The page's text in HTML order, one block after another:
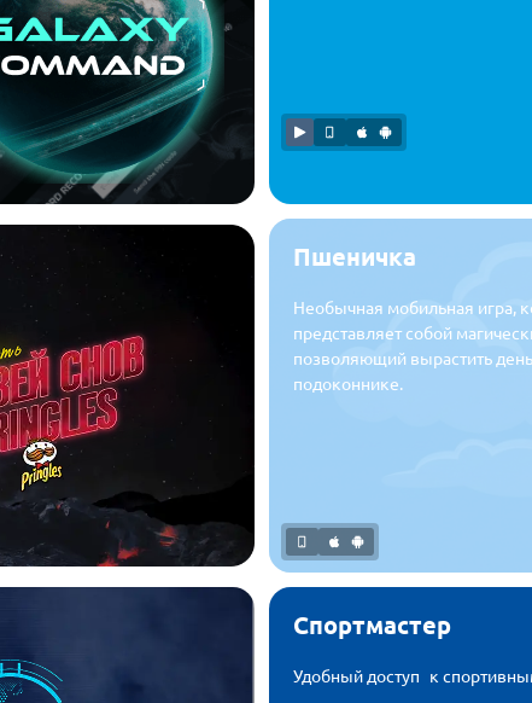
Пшеничка
Необычная мобильная игра,
представляет собой
позволяющий вырастить
подоконнике.
Спортмастер
Удобный доступ к